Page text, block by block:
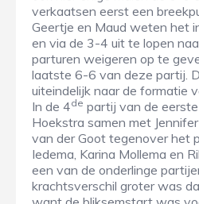
verkaatsen eerst een
Geertje en Maud weten het
en via de 3-4 uit te lopen
parturen weigeren op te
laatste 6-6 van deze partij.
uiteindelijk naar de formatie
In de 4de partij van de
Hoekstra samen met
van der Goot tegenover het
Iedema, Karina Mollema en
een van de onderlinge
krachtsverschil groter was